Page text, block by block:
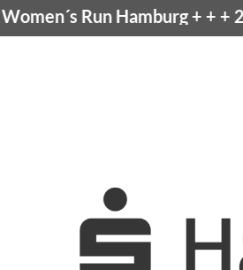
Run Hamburg+ + +21.